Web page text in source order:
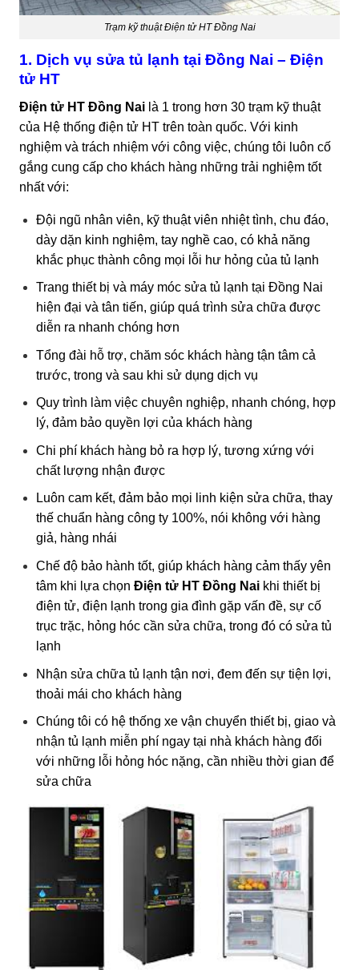
Trạm kỹ thuật Điện tử HT Đồng Nai
1. Dịch vụ sửa tủ lạnh tại Đồng Nai – Điện
tử HT
Điện tử HT Đồng Nai là 1 trong hơn 30 trạm kỹ thuật
của Hệ thống điện tử HT trên toàn quốc. Với kinh
nghiệm và trách nhiệm với công việc, chúng tôi luôn cố
gắng cung cấp cho khách hàng những trải nghiệm tốt
nhất với:
Đội ngũ nhân viên, kỹ thuật viên nhiệt tình, chu đáo,
dày dặn kinh nghiệm, tay nghề cao, có khả năng
khắc phục thành công mọi lỗi hư hỏng của tủ lạnh
Trang thiết bị và máy móc sửa tủ lạnh tại Đồng Nai
hiện đại và tân tiến, giúp quá trình sửa chữa được
diễn ra nhanh chóng hơn
Tổng đài hỗ trợ, chăm sóc khách hàng tận tâm cả
trước, trong và sau khi sử dụng dịch vụ
Quy trình làm việc chuyên nghiệp, nhanh chóng, hợp
lý, đảm bảo quyền lợi của khách hàng
Chi phí khách hàng bỏ ra hợp lý, tương xứng với
chất lượng nhận được
Luôn cam kết, đảm bảo mọi linh kiện sửa chữa, thay
thế chuẩn hàng công ty 100%, nói không với hàng
giả, hàng nhái
Chế độ bảo hành tốt, giúp khách hàng cảm thấy yên
tâm khi lựa chọn Điện tử HT Đồng Naikhi thiết bị
điện tử, điện lạnh trong gia đình gặp vấn đề, sự cố
trục trặc, hỏng hóc cần sửa chữa, trong đó có sửa tủ
lạnh
Nhận sửa chữa tủ lạnh tận nơi, đem đến sự tiện lợi,
thoải mái cho khách hàng
Chúng tôi có hệ thống xe vận chuyển thiết bị, giao và
nhận tủ lạnh miễn phí ngay tại nhà khách hàng đối
với những lỗi hỏng hóc nặng, cần nhiều thời gian để
sửa chữa